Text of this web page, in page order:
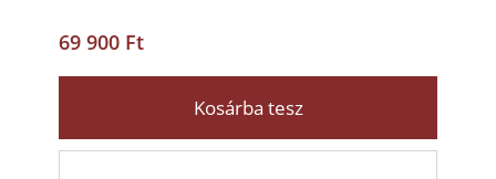
69 900 Ft
Kosárba tesz